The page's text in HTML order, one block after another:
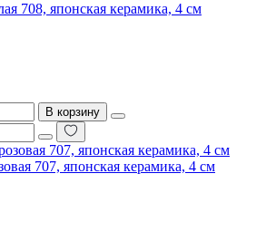
708, японская керамика, 4 см
В корзину
707, японская керамика, 4 см